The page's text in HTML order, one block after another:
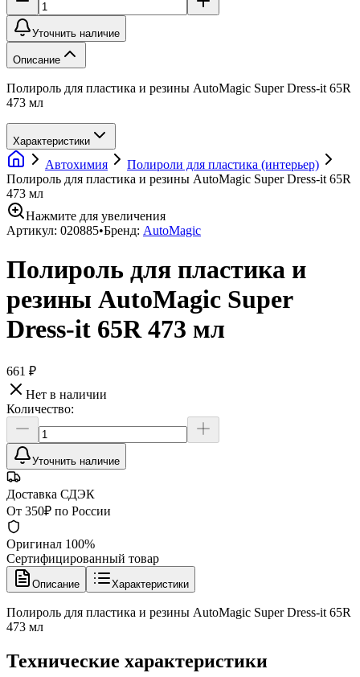
Уточнить наличие
Описание
Полироль для пластика и резины AutoMagic Super Dress-it 65R
473 мл
Характеристики
Автохимия
Полироли для пластика (интерьер)
Полироль для пластика и резины AutoMagic Super Dress-it 65R
473 мл
Нажмите для увеличения
Артикул: 020885•Бренд: AutoMagic
Полироль для пластика и
резины AutoMagic Super
Dress-it 65R 473 мл
661 ₽
Нет в наличии
Количество:
Уточнить наличие
Доставка СДЭК
От 350₽ по России
Оригинал 100%
Сертифицированный товар
Описание Характеристики
Полироль для пластика и резины AutoMagic Super Dress-it 65R
473 мл
Технические характеристики